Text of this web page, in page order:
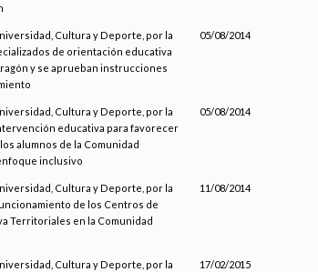
Cultura y Deporte, por la
de orientación educativa
y se aprueban instrucciones
05/08/2014
Cultura y Deporte, por la
educativa para favorecer
alumnos de la Comunidad
inclusivo
05/08/2014
Cultura y Deporte, por la
de los Centros de
Territoriales en la Comunidad
11/08/2014
Cultura y Deporte, por la
17/02/2015